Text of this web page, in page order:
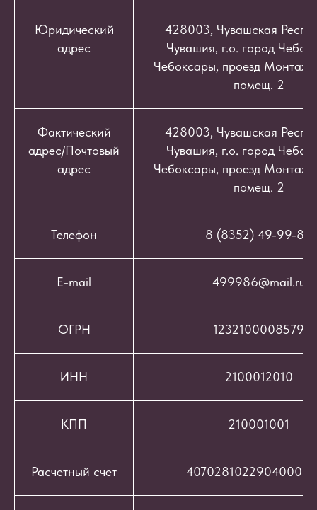
Юридический
адрес
428003, Чувашская
Чувашия, г.о. город
Чебоксары, проезд
помещ. 2
Фактический
адрес/Почтовый
адрес
428003, Чувашская
Чувашия, г.о. город
Чебоксары, проезд
помещ. 2
Телефон 8 (8352) 49-99-86
E-mail 499986@mail.ru
ОГРН 1232100008579
ИНН 2100012010
КПП 210001001
Расчетный счет